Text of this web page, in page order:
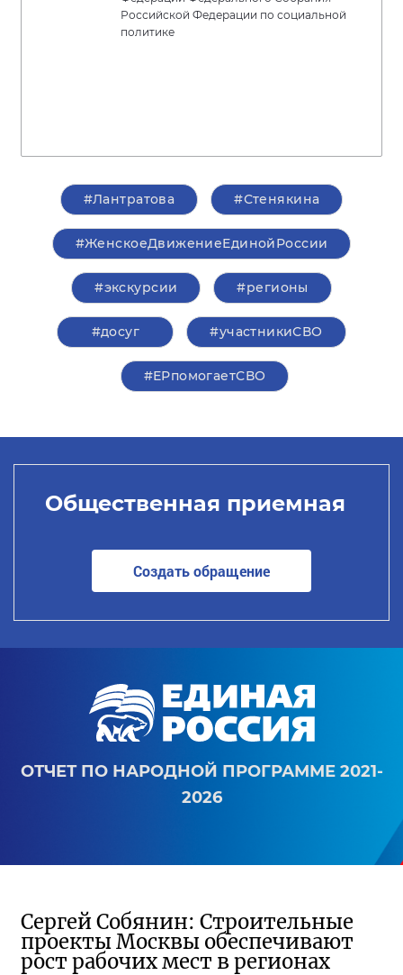
Российской Федерации по социальной
политике
#Лантратова #Стенякина
#ЖенскоеДвижениеЕдинойРоссии
#экскурсии #регионы
#досуг #участникиСВО
#ЕРпомогаетСВО
Общественная приемная
Создать обращение
ОТЧЕТ ПО НАРОДНОЙ ПРОГРАММЕ 2021-
2026
Сергей Собянин: Строительные
проекты Москвы обеспечивают
рост рабочих мест в регионах